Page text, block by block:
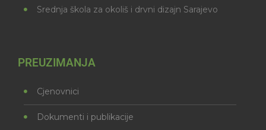
Srednja škola za okoliš i drvni dizajn Sarajevo
PREUZIMANJA
Cjenovnici
Dokumenti i publikacije